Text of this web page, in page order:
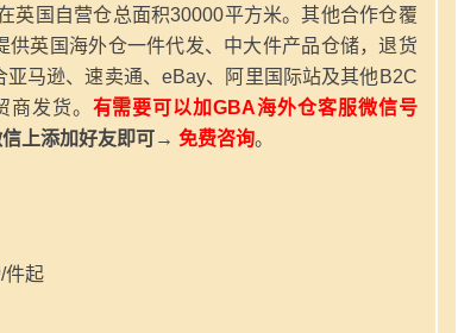
英国自营仓总面积30000平方米。其他合作仓覆
英国海外仓一件代发、中大件产品仓储，退货
马逊、速卖通、eBay、阿里国际站及其他B2C
发货。 有需要可以加GBA海外仓客服微信号
上添加好友即可→ 免费咨询。
件起